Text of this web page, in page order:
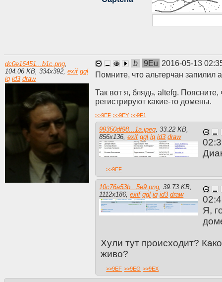
dc0e16451...b1c.png,
104.06 KB, 334x392, exif ggl
iq id3 draw
b 9Eu 2016-05-13
Помните, что альтерчан запилил
Так вот я, блядь, altefg. Поясните,
регистрируют какие-то домены.
>>9EF >>9EY >>9F1
99350df98...1a.jpeg ,33.22 KB
856x136 ,exif ggl iq id3 draw
>>9EF
10c76a53b...5e9.png ,39.73 KB
1112x186 ,exif ggl iq id3 draw
Я,
Хули тут происходит?
живо?
>>9EF >>9EG >>9EX